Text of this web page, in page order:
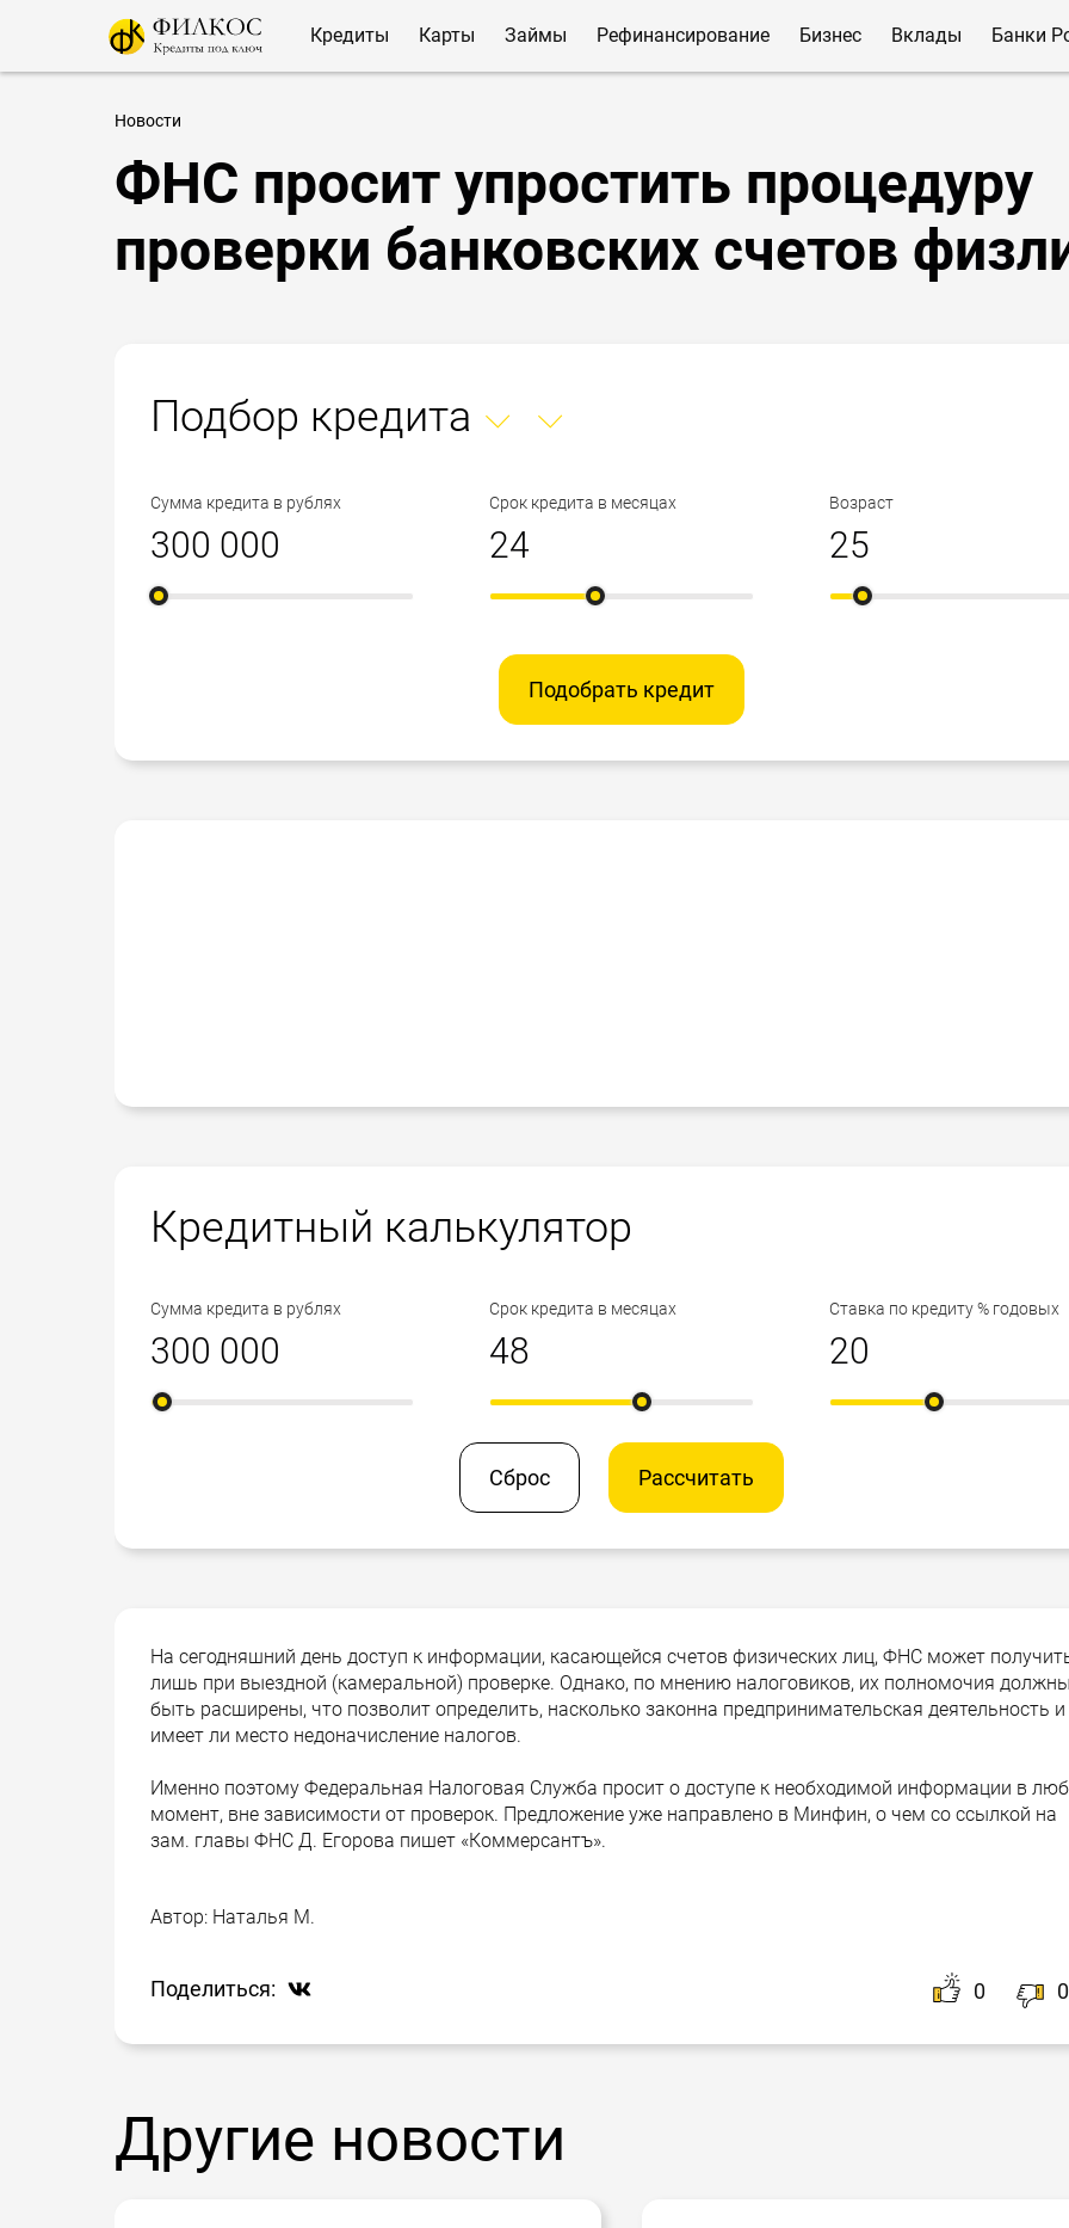
Кредиты Карты Займы Рефинансирование Бизнес Вклады Банки
Новости
ФНС просит упростить процедуру
проверки банковских счетов
Подбор кредита
Сумма кредита в рублях Срок кредита в месяцах Возраст
Подобрать кредит
Кредитный калькулятор
Сумма кредита в рублях Срок кредита в месяцах Ставка по кредиту % годовых
Сброс Рассчитать
На сегодняшний день доступ к информации, касающейся счетов физических лиц, ФНС может
лишь при выездной (камеральной) проверке. Однако, по мнению налоговиков, их полномочия
быть расширены, что позволит определить, насколько законна предпринимательская деятельность и
имеет ли место недоначисление налогов.
Именно поэтому Федеральная Налоговая Служба просит о доступе к необходимой информации в
момент, вне зависимости от проверок. Предложение уже направлено в Минфин, о чем со ссылкой на
зам. главы ФНС Д. Егорова пишет «Коммерсантъ».
Автор: Наталья М.
Поделиться: 0 0
Другие новости